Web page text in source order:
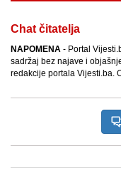
Chat čitatelja
NAPOMENA - Portal
sadržaj bez najave i
redakcije portala Vijesti.ba.